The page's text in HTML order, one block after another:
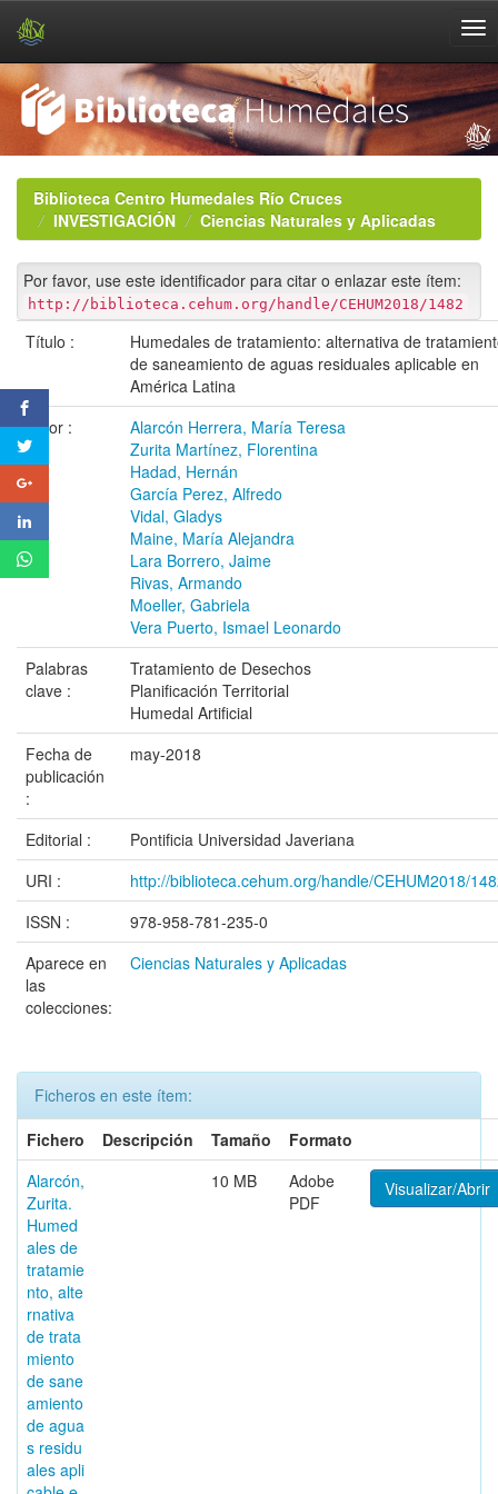
navigationBiblioteca Centro Humedales Río Cruces
INVESTIGACIÓN
Ciencias Naturales y Aplicadas
Por favor, use este identificador para citar o enlazar este ítem:
http://biblioteca.cehum.org/handle/CEHUM2018/1482
Título :
Humedales de tratamiento: alternativa de
de saneamiento de aguas residuales aplicable en
América Latina
Autor :
Alarcón Herrera, María Teresa
Zurita Martínez, Florentina
Hadad, Hernán
García Perez, Alfredo
Vidal, Gladys
Maine, María Alejandra
Lara Borrero, Jaime
Rivas, Armando
Moeller, Gabriela
Vera Puerto, Ismael Leonardo
Palabras
clave :
Tratamiento de Desechos
Planificación Territorial
Humedal Artificial
Fecha de
publicación
:
may-2018
Editorial :
Pontificia Universidad Javeriana
URI :
http://biblioteca.cehum.org/handle/CEHUM2018/
ISSN :
978-958-781-235-0
Aparece en
las
colecciones:
Ciencias Naturales y Aplicadas
Ficheros en este ítem:
Fichero
Descripción Tamaño
Formato
Alarcón,
Zurita.
Humed
ales de
tratamie
nto, alte
rnativa
de trata
miento
de sane
amiento
de agua
s residu
ales apli
10 MB
Adobe
PDF
Visualizar/Abrir